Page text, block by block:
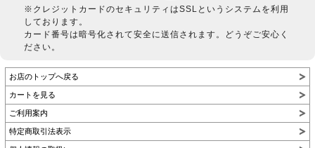
※クレジットカードのセキュリティはSSLというシステムを利用
しております。
カード番号は暗号化されて安全に送信されます。どうぞご安心く
ださい。
お店のトップへ戻る
カートを見る
ご利用案内
特定商取引法表示